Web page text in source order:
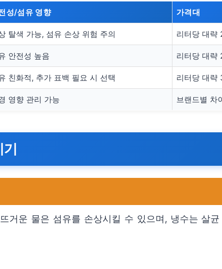
성/섬유 영향 가격대
탈색 가능, 섬유 손상 위험 주의 리터당 대략
안전성 높음 리터당 대략
친화적, 추가 표백 필요 시 선택 리터당 대략
영향 관리 가능 브랜드별 차
운 물은 섬유를 손상시킬 수 있으며, 냉수는 살